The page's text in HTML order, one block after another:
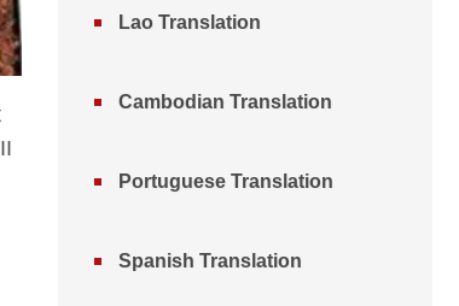
Lao Translation
Cambodian Translation
Portuguese Translation
Spanish Translation